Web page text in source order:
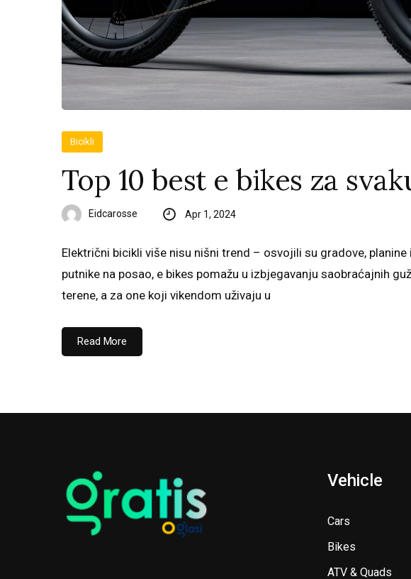
Bicikli
Top 10 best e bikes za
Eidcarosse Apr 1, 2024
Električni bicikli više nisu nišni trend – osvojili su gradove,
putnike na posao, e bikes pomažu u izbjegavanju saobraćajnih
terene, a za one koji vikendom uživaju u
Read More
Vehicle
Cars
Bikes
ATV & Quads